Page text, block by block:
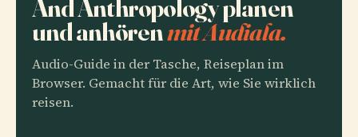
And Anthropology planen
und anhörenmit Audiala.
Audio-Guide in der Tasche, Reiseplan im
Browser. Gemacht für die Art, wie Sie wirklich
reisen.